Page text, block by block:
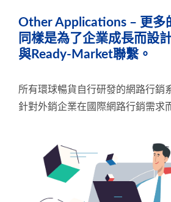
Other Applications – 更多
同樣是為了企業成長而設
與Ready-Market聯繫。
所有環球暢貨自行研發的網路行銷
針對外銷企業在國際網路行銷需求